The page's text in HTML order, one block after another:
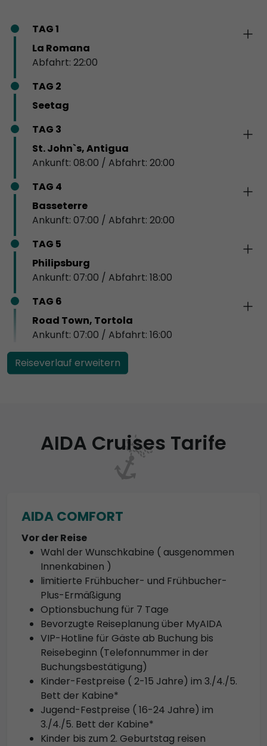
TAG 1
La Romana
Abfahrt: 22:00
TAG 2
Seetag
TAG 3
St. John`s, Antigua
Ankunft: 08:00 / Abfahrt: 20:00
TAG 4
Basseterre
Ankunft: 07:00 / Abfahrt: 20:00
TAG 5
Philipsburg
Ankunft: 07:00 / Abfahrt: 18:00
TAG 6
Road Town, Tortola
Ankunft: 07:00 / Abfahrt: 16:00
Reiseverlauf erweitern
AIDA Cruises Tarife
AIDA COMFORT
Vor der Reise
Wahl der Wunschkabine ( ausgenommen
Innenkabinen )
limitierte Frühbucher- und Frühbucher-
Plus-Ermäßigung
Optionsbuchung für 7 Tage
Bevorzugte Reiseplanung über MyAIDA
VIP-Hotline für Gäste ab Buchung bis
Reisebeginn (Telefonnummer in der
Buchungsbestätigung)
Kinder-Festpreise ( 2-15 Jahre) im 3./4./5.
Bett der Kabine*
Jugend-Festpreise ( 16-24 Jahre) im
3./4./5. Bett der Kabine*
Kinder bis zum 2. Geburtstag reisen